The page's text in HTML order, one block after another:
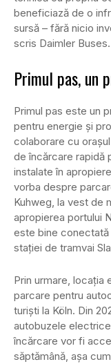
beneficiază de o
sursă – fără nicio
scris Daimler Buses.
Primul pas, un
Primul pas este un
pentru energie și
colaborare cu
de încărcare rapidă
instalate în
vorba despre
Kuhweg, la vest de
apropierea portului
este bine conectată
stației de tramvai
Prin urmare, locația
parcare pentru
turiști la Köln. Din
autobuzele
încărcare vor fi
săptămână, așa